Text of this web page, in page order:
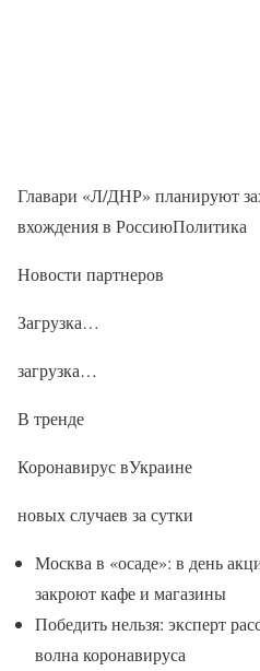
Главари «Л/ДНР» планируют
вхождения в РоссиюПолитика
Новости партнеров
Загрузка…
загрузка…
В тренде
Коронавирус вУкраине
новых случаев за сутки
Москва в «осаде»: в день
закроют кафе и магазины
Победить нельзя: эксперт
волна коронавируса